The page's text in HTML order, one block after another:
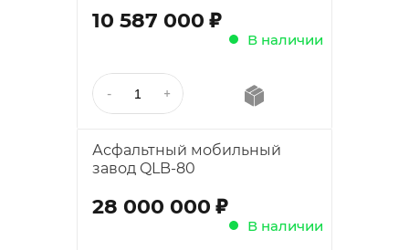
10 587 000 ;
В наличии
Асфальтный мобильный
завод QLB-80
28 000 000 ;
В наличии